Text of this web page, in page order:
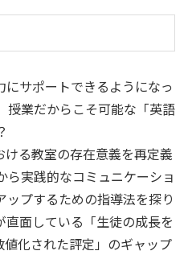
サポートできるようになっ
授業だからこそ可能な「英語
る教室の存在意義を再定義
ら実践的なコミュニケーショ
ップするための指導法を探り
直面している「生徒の成長を
化された評定」のギャップ